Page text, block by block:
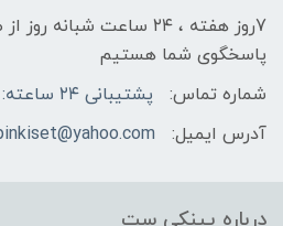
7روز هفته ، ۲۴ ساعت
پاسخگوی شما هستیم
شماره تماس:
پشتیبانی ۲۴ ساعته: 09196726260
آدرس ایمیل:
درباره پینکی ست